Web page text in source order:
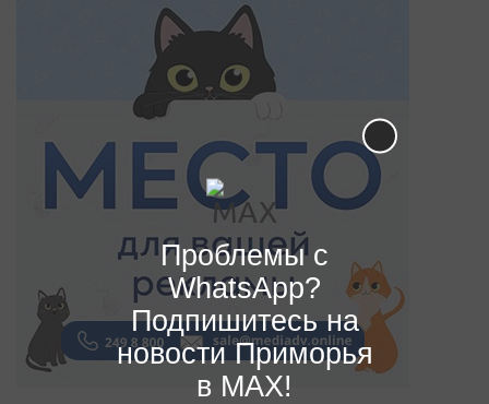
Проблемы с
WhatsApp?
Подпишитесь на
новости Приморья
в MAX!